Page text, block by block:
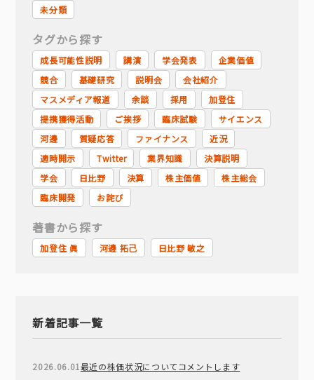
未分類
タグから探す
成長可能性説明 講演 学会発表
企業価値
競合
基礎研究 説明会
会社紹介
マスメディア報道
余談 採用
加登住
提携獲得活動
ご挨拶 臨床試験
サイエンス
河邊
質疑応答 ファイナンス
近況
適時開示
Twitter 業界知識
決算説明
学会
日比野 決算 株主価値
株主総会
臨床開発
お詫び
著書から探す
加登住 眞 河邊 拓己 日比野 敏之
新着記事一覧
2026.06.01最近の株価状況についてコメントします